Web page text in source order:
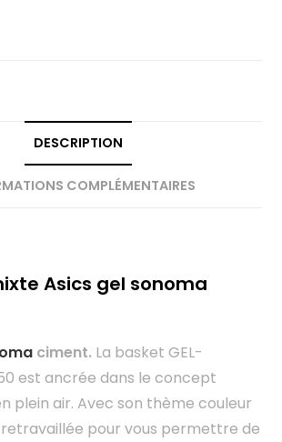
DESCRIPTION
COMPLÉMENTAIRES
Asics gel sonoma
ciment. La basket GEL-
est ancrée dans le concept
plein air. Avec son thème couleur
retravaillée pour vous permettre de